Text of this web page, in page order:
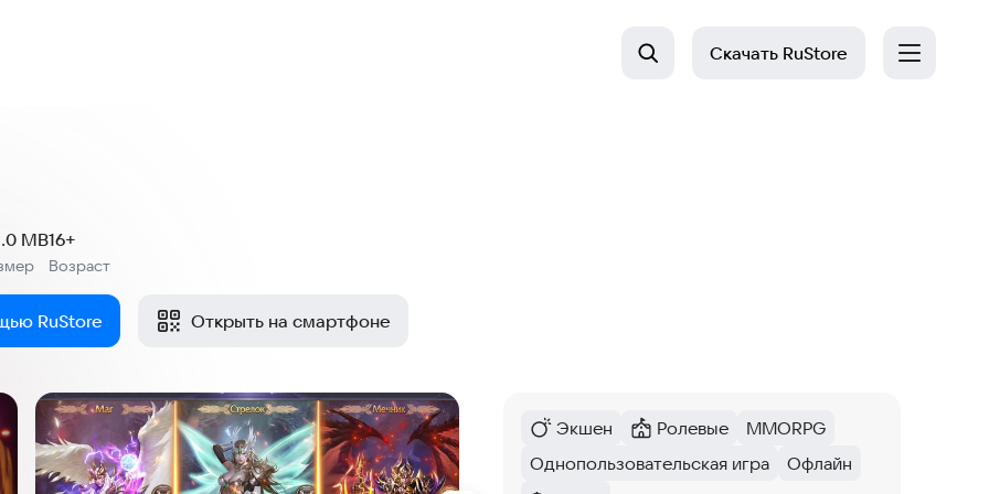
Скачать RuStore
MB
Возраст
16+
RuStore Открыть на смартфоне
Категория
Экшен
Категория:
Ролевые
Тег:
MMORPG
Тег:
Однопользовательская игра
Тег:
Офлайн